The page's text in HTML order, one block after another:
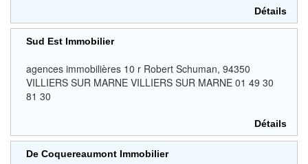
Détails
Sud Est Immobilier
agences immobilières 10 r Robert Schuman, 94350
VILLIERS SUR MARNE VILLIERS SUR MARNE 01 49 30
81 30
Détails
De Coquereaumont Immobilier